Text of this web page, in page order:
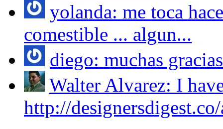
yolanda: me toca
comestible ... algun...
diego: muchas
Walter Alvarez: I
http://